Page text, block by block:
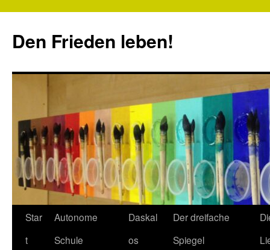
springen
Den Frieden leben!
Star
t
Autonome
Schule
Daskal
os
Der dreifache
Spiegel